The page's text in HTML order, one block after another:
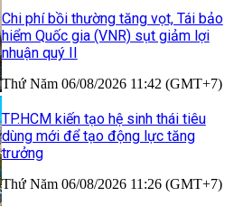
Chi phí bồi thường tăng vọt, Tái bảo
hiểm Quốc gia (VNR) sụt giảm lợi
nhuận quý II
Thứ Năm 06/08/2026 11:42 (GMT+7)
TP.HCM kiến tạo hệ sinh thái tiêu
dùng mới để tạo động lực tăng
trưởng
Thứ Năm 06/08/2026 11:26 (GMT+7)